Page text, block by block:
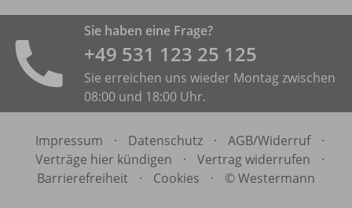
Sie haben eine Frage?
+49 531 ­123 25 125
Sie erreichen uns wieder Montag zwischen
08:00 und 18:00 Uhr.
Impressum · Datenschutz · AGB/Widerruf
·
Verträge hier kündigen
· Vertrag widerrufen
·
Barrierefreiheit
· Cookies · © Westermann